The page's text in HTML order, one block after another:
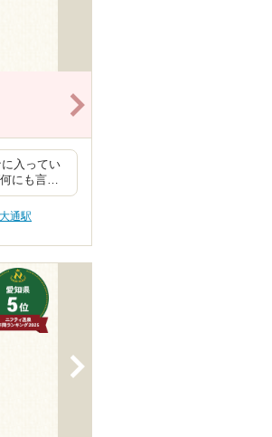
入ってい
何にも言…
通駅